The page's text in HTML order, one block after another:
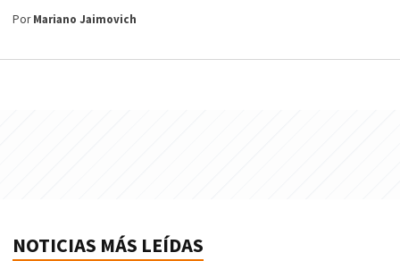
PorMariano Jaimovich
NOTICIAS MÁS LEÍDAS